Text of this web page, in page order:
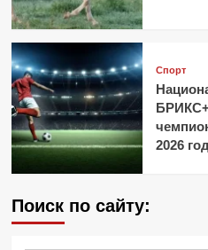
Спорт
БРИКС+
2026
Поиск по сайту: